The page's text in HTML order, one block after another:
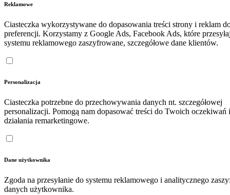
Reklamowe
Ciasteczka wykorzystywane do dopasowania treści strony i reklam
preferencji. Korzystamy z Google Ads, Facebook Ads, które
systemu reklamowego zaszyfrowane, szczegółowe dane klientów.
Personalizacja
Ciasteczka potrzebne do przechowywania danych nt. szczegółowej
personalizacji. Pomogą nam dopasować treści do Twoich oczekiwań
działania remarketingowe.
Dane użytkownika
Zgoda na przesyłanie do systemu reklamowego i analitycznego
danych użytkownika.